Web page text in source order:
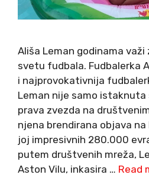
Ališa Leman godinama važi
svetu fudbala. Fudbalerka
i najprovokativnija
Leman nije samo
prava zvezda na
njena brendirana objava
joj impresivnih 280.000
putem društvenih mreža,
Aston Vilu, inkasira … Read